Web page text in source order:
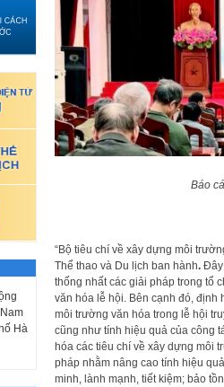
Báo
“Bộ tiêu chí về xây dựng môi
Thể thao và Du lịch ban hành.Đây
thống nhất các giải pháp trong tổ
văn hóa lễ hội. Bên cạnh đó, định
môi trường văn hóa trong lễ hội
cũng như tính hiệu quả của công
hóa các tiêu chí về xây dựng môi
pháp nhằm nâng cao tính hiệu
minh, lành mạnh, tiết kiệm; bảo
Hà